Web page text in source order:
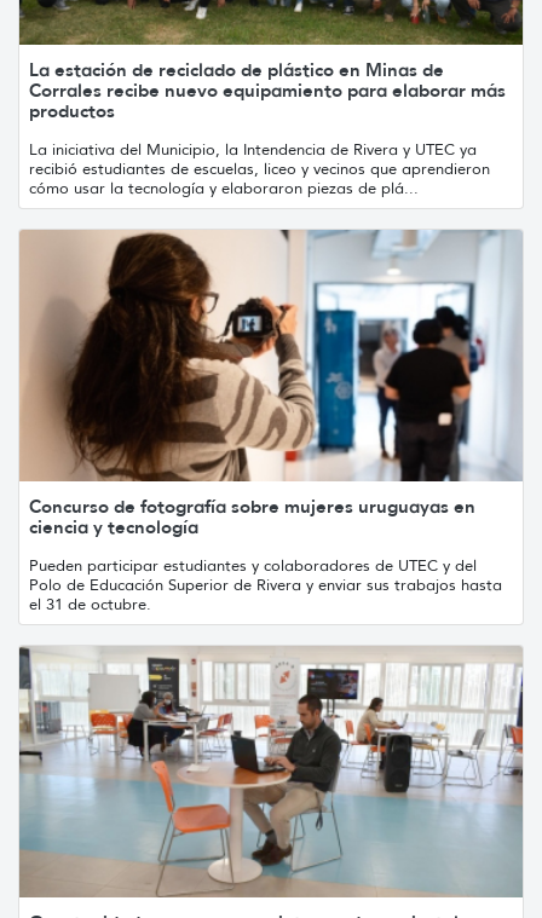
La estación de reciclado de plástico en Minas de
Corrales recibe nuevo equipamiento para elaborar más
productos
La iniciativa del Municipio, la Intendencia de Rivera y UTEC ya
recibió estudiantes de escuelas, liceo y vecinos que aprendieron
cómo usar la tecnología y elaboraron piezas de plá...
Concurso de fotografía sobre mujeres uruguayas en
ciencia y tecnología
Pueden participar estudiantes y colaboradores de UTEC y del
Polo de Educación Superior de Rivera y enviar sus trabajos hasta
el 31 de octubre.